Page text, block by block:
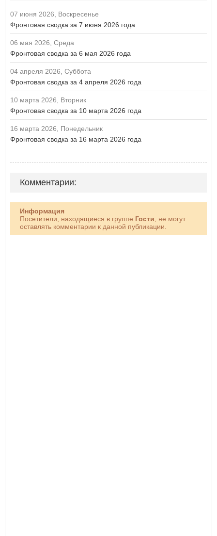
07 июня 2026, Воскресенье
Фронтовая сводка за 7 июня 2026 года
06 мая 2026, Среда
Фронтовая сводка за 6 мая 2026 года
04 апреля 2026, Суббота
Фронтовая сводка за 4 апреля 2026 года
10 марта 2026, Вторник
Фронтовая сводка за 10 марта 2026 года
16 марта 2026, Понедельник
Фронтовая сводка за 16 марта 2026 года
Комментарии:
Информация
Посетители, находящиеся в группе Гости , не могут
оставлять комментарии к данной публикации.